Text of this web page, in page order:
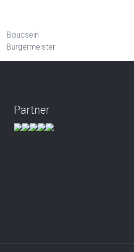
Boucsein
Bürgermeister
Partner